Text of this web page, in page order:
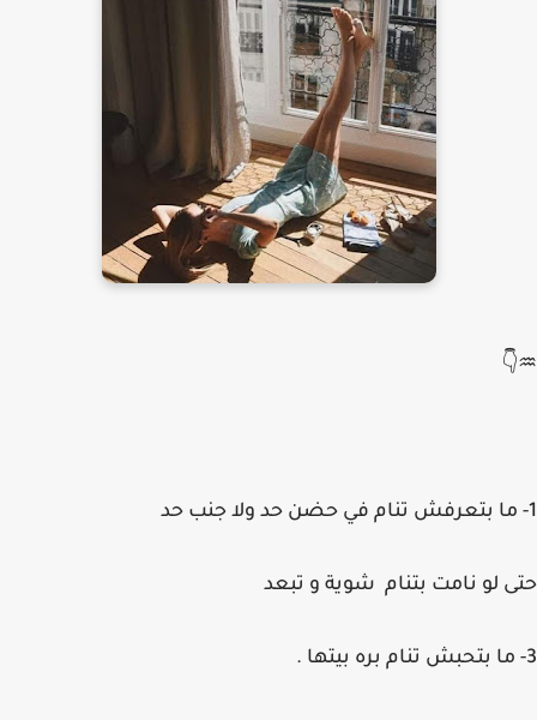
♒👇
1- ما بتعرفش تنام في حضن حد ولا جنب حد
حتى لو نامت بتنام شوية و تبعد
3- ما بتحبش تنام بره بيتها .